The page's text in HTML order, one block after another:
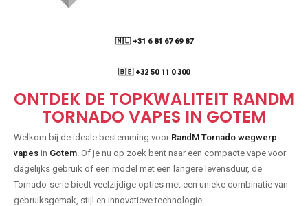
🇳🇱 +31 6 84 67 69 87
🇧🇪 +32 50 11 0 300
ONTDEK DE TOPKWALITEIT RANDM
TORNADO VAPES IN GOTEM
Welkom bij de ideale bestemming voor RandM Tornado wegwerp
vapes in Gotem . Of je nu op zoek bent naar een compacte vape voor
dagelijks gebruik of een model met een langere levensduur, de
Tornado-serie biedt veelzijdige opties met een unieke combinatie van
gebruiksgemak, stijl en innovatieve technologie.